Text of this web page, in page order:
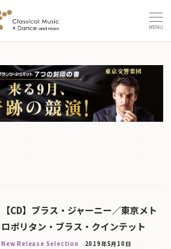
MENU
【CD】ブラス・ジャーニー／東京メト
ロポリタン・ブラス・クインテット
New Release Selection 2019年5月10日